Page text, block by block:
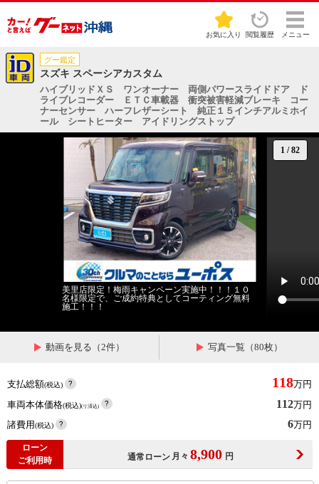
お気に入り 閲覧履歴 メニュー
グー鑑定
スズキ スペーシアカスタム
ハイブリッドＸＳ ワンオーナー 両側パワースライドドア ド
ライブレコーダー ＥＴＣ車載器 衝突被害軽減ブレーキ コー
ナーセンサー ハーフレザーシート 純正１５インチアルミホイ
ール シートヒーター アイドリングストップ
1 /82
美里店限定！梅雨キャンペーン実施中！！！１０
名様限定で、ご成約特典としてコーティング無料
施工！！！
動画を見る（2件） 写真一覧（80枚）
支払総額(税込) 118万円
車両本体価格(税込)(リ済込) 112万円
諸費用(税込) 6万円
ローン
ご利用時
通常ローン 月々 8,900 円